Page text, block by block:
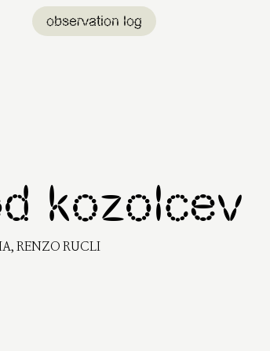
observation log
kozolcev
RENZO RUCLI